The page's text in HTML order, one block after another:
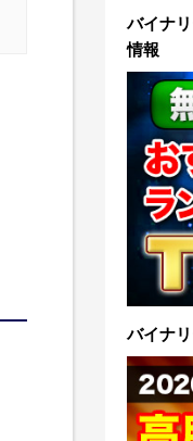
バイナ
情報
バイナ